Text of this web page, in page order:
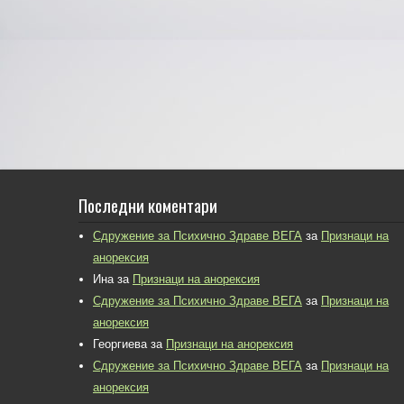
Последни коментари
Сдружение за Психично Здраве ВЕГА за Признаци на
анорексия
Ина за Признаци на анорексия
Сдружение за Психично Здраве ВЕГА за Признаци на
анорексия
Георгиева за Признаци на анорексия
Сдружение за Психично Здраве ВЕГА за Признаци на
анорексия